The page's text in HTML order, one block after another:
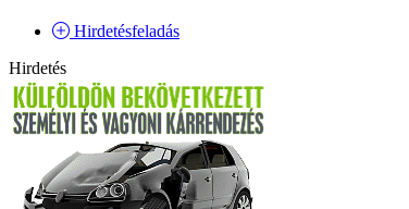
Hirdetésfeladás
Hirdetés